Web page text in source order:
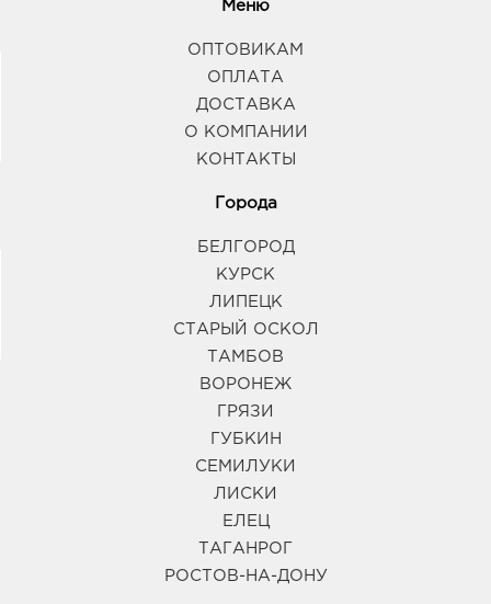
Меню
ОПТОВИКАМ
ОПЛАТА
ДОСТАВКА
О КОМПАНИИ
КОНТАКТЫ
Города
БЕЛГОРОД
КУРСК
ЛИПЕЦК
СТАРЫЙ ОСКОЛ
ТАМБОВ
ВОРОНЕЖ
ГРЯЗИ
ГУБКИН
СЕМИЛУКИ
ЛИСКИ
ЕЛЕЦ
ТАГАНРОГ
РОСТОВ-НА-ДОНУ